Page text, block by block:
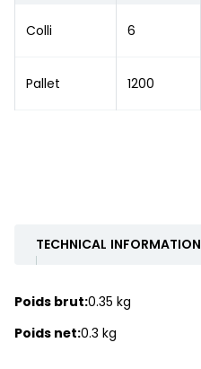
Colli 6
Pallet 1200
TECHNICAL INFORMATION
Poids brut:0.35 kg
Poids net:0.3 kg